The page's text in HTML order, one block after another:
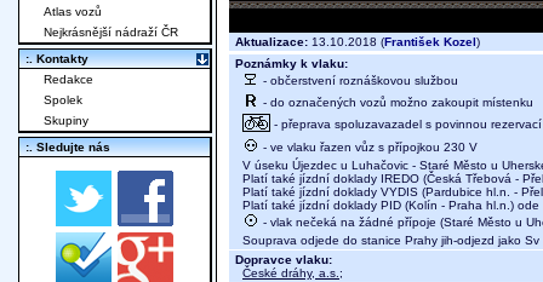
Aktualizace: 13.10.2018 (František Kozel)
Poznámky k vlaku:
- občerstvení roznáškovou službou
- do označených vozů možno zakoupit místenku
- přeprava spoluzavazadel s povinnou
- ve vlaku řazen vůz s přípojkou 230 V
V úseku Újezdec u Luhačovic - Staré Město u
Platí také jízdní doklady IREDO (Česká Třebová -
Platí také jízdní doklady VYDIS (Pardubice hl.n. -
Platí také jízdní doklady PID (Kolín - Praha hl.n.)
- vlak nečeká na žádné přípoje (Staré Město u
Souprava odjede do stanice Prahy jih-odjezd jako
Dopravce vlaku:
České dráhy, a.s. ;
Atlas vozů
Nejkrásnější nádraží ČR
:. Kontakty
Redakce
Spolek
Skupiny
:. Sledujte nás